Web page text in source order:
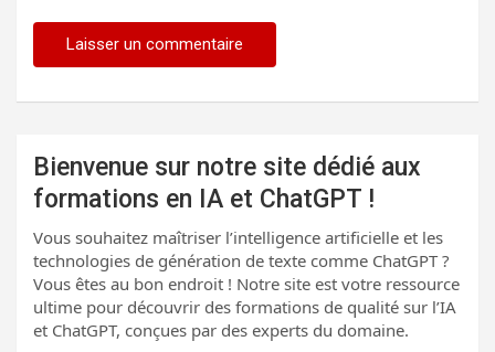
Bienvenue sur notre site dédié aux
formations en IA et ChatGPT !
Vous souhaitez maîtriser l’intelligence artificielle et les
technologies de génération de texte comme ChatGPT ?
Vous êtes au bon endroit ! Notre site est votre ressource
ultime pour découvrir des formations de qualité sur l’IA
et ChatGPT, conçues par des experts du domaine.